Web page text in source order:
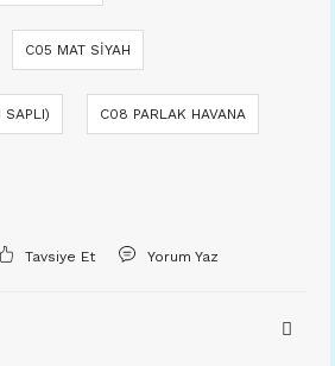
C05 MAT SİYAH
SAPLI) C08 PARLAK HAVANA
Tavsiye Et Yorum Yaz